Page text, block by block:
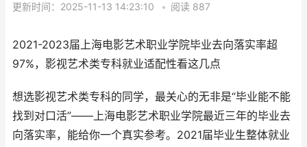
更新时间：2025-11-13 14:23:10 • 阅读 887
2021-2023届上海电影艺术职业学院毕业去向落实率超
97%，影视艺术类专科就业适配性看这几点
想选影视艺术类专科的同学，最关心的无非是“毕业能不能
找到对口活”——上海电影艺术职业学院最近三年的毕业去
向落实率，能给你一个真实参考。2021届毕业生整体就业